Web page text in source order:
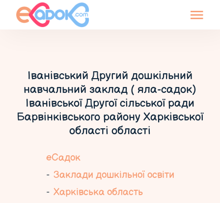
Іванівський Другий дошкільний
навчальний заклад ( яла-садок)
Іванівської Другої сільської ради
Барвінківського району Харківської
області області
еСадок
Заклади дошкільної освіти
Харківська область